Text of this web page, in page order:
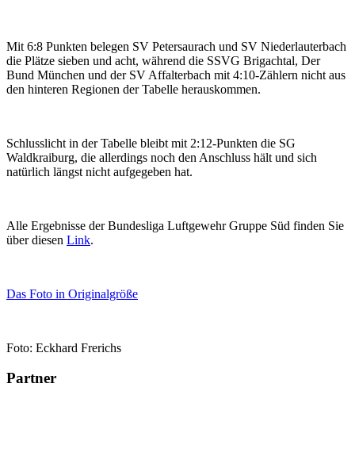
Mit 6:8 Punkten belegen SV Petersaurach und SV Niederlauterbach
die Plätze sieben und acht, während die SSVG Brigachtal, Der
Bund München und der SV Affalterbach mit 4:10-Zählern nicht aus
den hinteren Regionen der Tabelle herauskommen.
Schlusslicht in der Tabelle bleibt mit 2:12-Punkten die SG
Waldkraiburg, die allerdings noch den Anschluss hält und sich
natürlich längst nicht aufgegeben hat.
Alle Ergebnisse der Bundesliga Luftgewehr Gruppe Süd finden Sie
über diesen Link.
Das Foto in Originalgröße
Foto: Eckhard Frerichs
Partner